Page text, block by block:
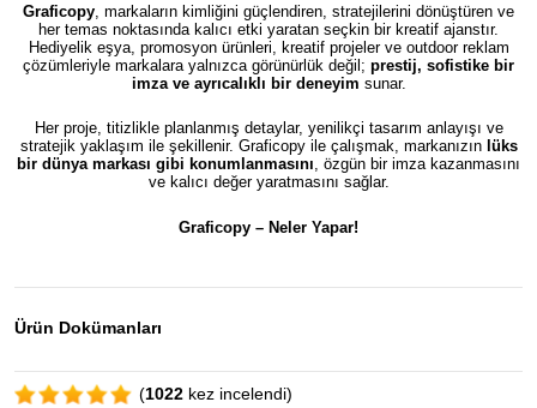
Graficopy , markaların kimliğini güçlendiren, stratejilerini dönüştüren ve
her temas noktasında kalıcı etki yaratan seçkin bir kreatif ajanstır.
Hediyelik eşya, promosyon ürünleri, kreatif projeler ve outdoor reklam
çözümleriyle markalara yalnızca görünürlük değil; prestij, sofistike bir
imza ve ayrıcalıklı bir deneyim sunar.
Her proje, titizlikle planlanmış detaylar, yenilikçi tasarım anlayışı ve
stratejik yaklaşım ile şekillenir. Graficopy ile çalışmak, markanızın lüks
bir dünya markası gibi konumlanmasını, özgün bir imza kazanmasını
ve kalıcı değer yaratmasını sağlar.
Graficopy – Neler Yapar!
Ürün Dokümanları
(1022 kez incelendi)